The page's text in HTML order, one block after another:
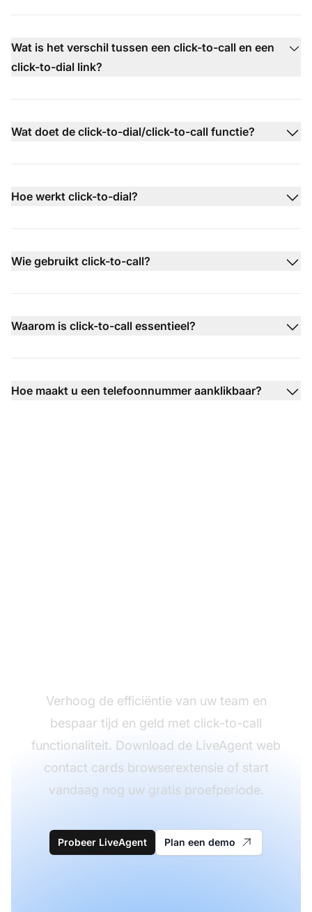
Wat is het verschil tussen een click-to-call en een
click-to-dial link?
Wat doet de click-to-dial/click-to-call functie?
Hoe werkt click-to-dial?
Wie gebruikt click-to-call?
Waarom is click-to-call essentieel?
Hoe maakt u een telefoonnummer aanklikbaar?
Verhoog de efficiëntie van uw team en
bespaar tijd en geld met click-to-call
functionaliteit. Download de LiveAgent web
contact cards browserextensie of start
vandaag nog uw gratis proefperiode.
Probeer LiveAgent Plan een demo